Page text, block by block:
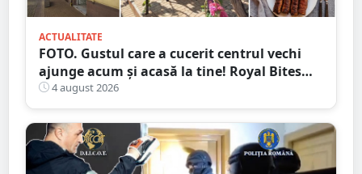
ACTUALITATE
FOTO. Gustul care a cucerit centrul vechi
ajunge acum și acasă la tine! Royal Bites
(fosta Zahana) livrează la domiciliu
4 august 2026